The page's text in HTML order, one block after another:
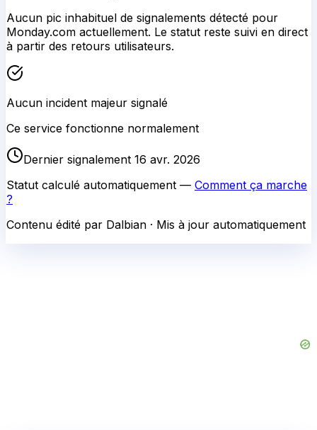
Aucun pic inhabituel de signalements détecté pour
Monday.com actuellement. Le statut reste suivi en direct
à partir des retours utilisateurs.
Aucun incident majeur signalé
Ce service fonctionne normalement
Dernier signalement 16 avr. 2026
Statut calculé automatiquement — Comment ça marche
?
Contenu édité par Dalbian · Mis à jour automatiquement